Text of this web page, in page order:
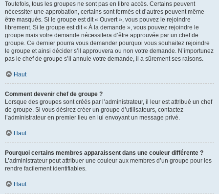
Toutefois, tous les groupes ne sont pas en libre accès. Certains peuvent
nécessiter une approbation, certains sont fermés et d’autres peuvent même
être masqués. Si le groupe est dit « Ouvert », vous pouvez le rejoindre
librement. Si le groupe est dit « À la demande », vous pouvez rejoindre le
groupe mais votre demande nécessitera d’être approuvée par un chef de
groupe. Ce dernier pourra vous demander pourquoi vous souhaitez rejoindre
le groupe et ainsi décider s’il approuvera ou non votre demande. N’importunez
pas le chef de groupe s’il annule votre demande, il a sûrement ses raisons.
Haut
Comment devenir chef de groupe ?
Lorsque des groupes sont créés par l’administrateur, il leur est attribué un chef
de groupe. Si vous désirez créer un groupe d’utilisateurs, contactez
l’administrateur en premier lieu en lui envoyant un message privé.
Haut
Pourquoi certains membres apparaissent dans une couleur différente ?
L’administrateur peut attribuer une couleur aux membres d’un groupe pour les
rendre facilement identifiables.
Haut